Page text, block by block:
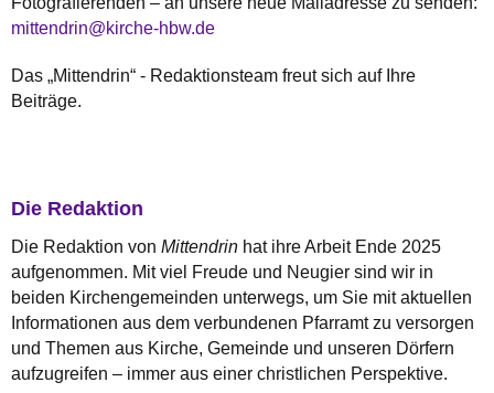
mittendrin@kirche-hbw.de
Das „Mittendrin“ - Redaktionsteam freut sich auf Ihre
Beiträge.
Die Redaktion
Die Redaktion von Mittendrin hat ihre Arbeit Ende 2025
aufgenommen. Mit viel Freude und Neugier sind wir in
beiden Kirchengemeinden unterwegs, um Sie mit aktuellen
Informationen aus dem verbundenen Pfarramt zu versorgen
und Themen aus Kirche, Gemeinde und unseren Dörfern
aufzugreifen – immer aus einer christlichen Perspektive.